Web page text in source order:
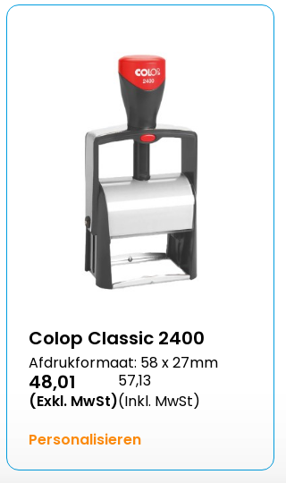
Colop Classic 2400
Afdrukformaat: 58 x 27mm
48,01
(Exkl. MwSt)
57,13
(Inkl. MwSt)
Personalisieren